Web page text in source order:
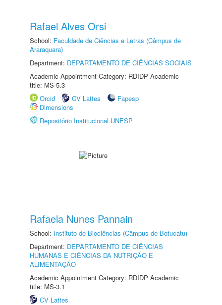
Rafael Alves Orsi
School: Faculdade de Ciências e Letras (Câmpus de
Araraquara)
Department: DEPARTAMENTO DE CIÊNCIAS SOCIAIS
Academic Appointment Category: RDIDP Academic
title: MS-5.3
Orcid
CV Lattes
Fapesp
Dimensions
Repositório Institucional UNESP
Rafaela Nunes Pannain
School: Instituto de Biociências (Câmpus de Botucatu)
Department: DEPARTAMENTO DE CIÊNCIAS
HUMANAS E CIÊNCIAS DA NUTRIÇÃO E
ALIMENTAÇÃO
Academic Appointment Category: RDIDP Academic
title: MS-3.1
CV Lattes